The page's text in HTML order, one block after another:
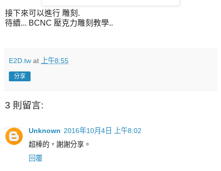
接下來可以進行 雕刻.
待續... BCNC 壓克力雕刻教學..
E2D.tw at 上午8:55
分享
3 則留言:
Unknown 2016年10月4日 上午8:02
超棒的，謝謝分享。
回覆